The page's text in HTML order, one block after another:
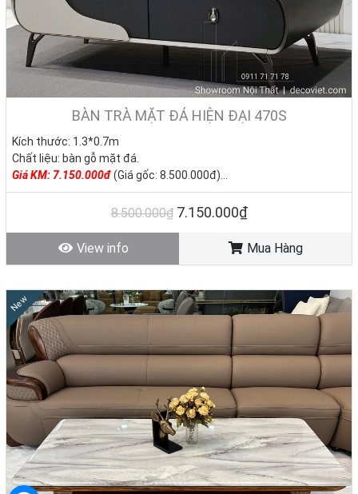
BÀN TRÀ MẶT ĐÁ HIỆN ĐẠI 470S
Kích thước: 1.3*0.7m
Chất liệu: bàn gỗ mặt đá.
Giá KM: 7.150.000đ(Giá gốc: 8.500.000đ)
Tình trạng: Hàng mới - Còn hàng
8.500.000₫ 7.150.000₫
View info Mua Hàng
New